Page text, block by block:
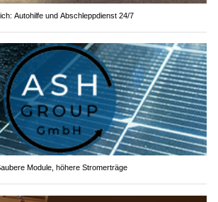
Autohilfe und Abschleppdienst 24/7
Module, höhere Stromerträge